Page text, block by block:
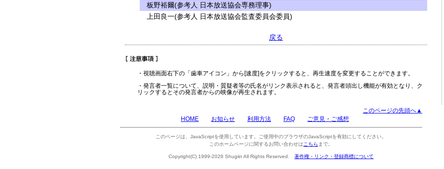
板野裕爾(参考人 日本放送協会専務理事)
上田良一(参考人 日本放送協会監査委員会委員)
戻る
・視聴画面右下の「歯車アイコン」から[速度]をクリックすると、再生速度を変更することができます。
・発言者一覧について、説明・質疑者等の氏名がリンク表示されると、発言者頭出し機能が有効となり、ク
リックするとその発言者からの映像が再生されます。
このページの先頭へ▲
HOME
お知らせ 利用方法 FAQ ご意見・ご感想
このページは、JavaScriptを使用しています。ご使用中のブラウザのJavaScriptを有効にしてください。
このホームページに関するお問い合わせは こちら まで。
Copyright(C) 1999-2026 Shugiin All Rights Reserved. 著作権・リンク・登録商標について